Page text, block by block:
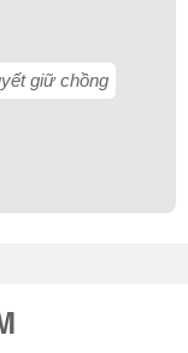
giữ chồng